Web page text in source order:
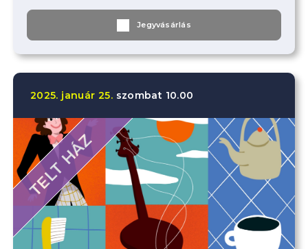
Jegyvásárlás
2025. január 25. szombat 10.00
TELT HÁZ